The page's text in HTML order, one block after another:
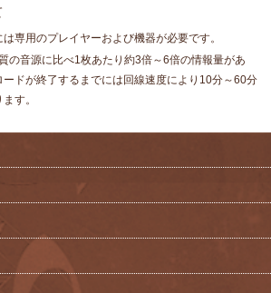
専用のプレイヤーおよび機器が必要です。
の音源に比べ1枚あたり約3倍～6倍の情報量があ
ードが終了するまでには回線速度により10分～60分
す。